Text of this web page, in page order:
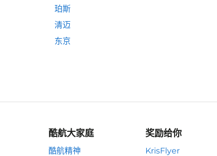
珀斯
清迈
东京
酷航大家庭
酷航精神
奖励给你
KrisFlyer